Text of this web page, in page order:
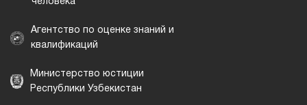
человека
Агентство по оценке знаний и
квалификаций
Министерство юстиции
Республики Узбекистан